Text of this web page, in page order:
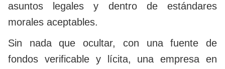
asuntos legales y dentro de estándares
morales aceptables.
Sin nada que ocultar, con una fuente de
fondos verificable y lícita, una empresa en